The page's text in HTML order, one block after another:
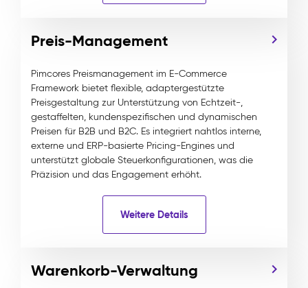
Preis-Management
Pimcores Preismanagement im E-Commerce
Framework bietet flexible, adaptergestützte
Preisgestaltung zur Unterstützung von Echtzeit-,
gestaffelten, kundenspezifischen und dynamischen
Preisen für B2B und B2C. Es integriert nahtlos interne,
externe und ERP-basierte Pricing-Engines und
unterstützt globale Steuerkonfigurationen, was die
Präzision und das Engagement erhöht.
Weitere Details
Warenkorb-Verwaltung